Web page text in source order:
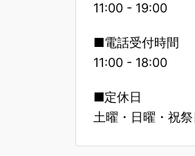
11:00 - 19:00
■電話受付時間
11:00 - 18:00
■定休日
土曜・日曜・祝